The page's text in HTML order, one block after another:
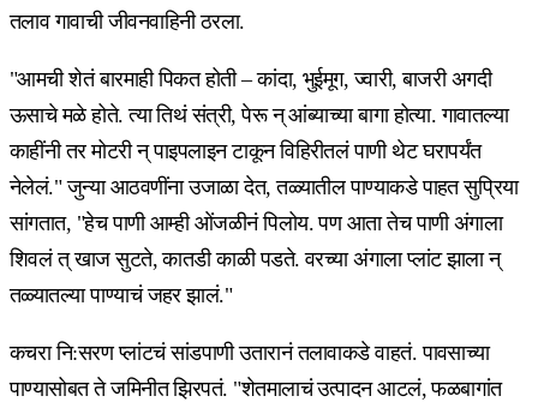
तलाव गावाची जीवनवाहिनी ठरला.
"आमची शेतं बारमाही पिकत होती – कांदा, भुईमूग, ज्वारी, बाजरी अगदी
ऊसाचे मळे होते. त्या तिथं संत्री, पेरू न् आंब्याच्या बागा होत्या. गावातल्या
काहींनी तर मोटरी न् पाइपलाइन टाकून विहिरीतलं पाणी थेट घरापर्यंत
नेलेलं." जुन्या आठवणींना उजाळा देत, तळ्यातील पाण्याकडे पाहत सुप्रिया
सांगतात, "हेच पाणी आम्ही ओंजळीनं पिलोय. पण आता तेच पाणी अंगाला
शिवलं त् खाज सुटते, कातडी काळी पडते. वरच्या अंगाला प्लांट झाला न्
तळ्यातल्या पाण्याचं जहर झालं."
कचरा नि:सरण प्लांटचं सांडपाणी उतारानं तलावाकडे वाहतं. पावसाच्या
पाण्यासोबत ते जमिनीत झिरपतं. "शेतमालाचं उत्पादन आटलं, फळबागांत